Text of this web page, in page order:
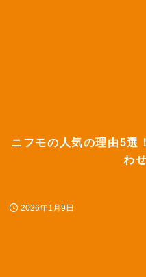
ニフモの人気の理由5選
わ
2026年1月9日